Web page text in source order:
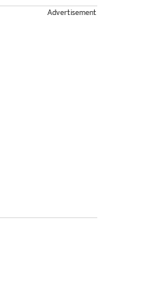
Advertisement